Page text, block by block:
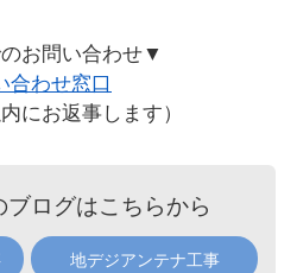
お問い合わせ▼
合わせ窓口
にお返事します）
ログはこちらから
地デジアンテナ工事